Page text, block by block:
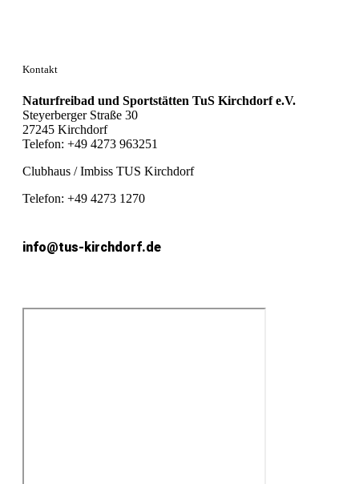
Kontakt
Naturfreibad und Sportstätten TuS Kirchdorf e.V.
Steyerberger Straße 30
27245 Kirchdorf
Telefon: +49 4273 963251
Clubhaus / Imbiss TUS Kirchdorf
Telefon: +49 4273 1270
info@tus-kirchdorf.de